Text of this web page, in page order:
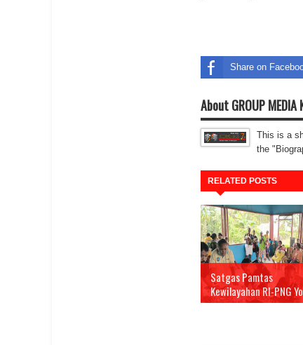
Share on
About GROUP MEDIA
This is a
the
RELATED POSTS
Satgas Pamtas
Kewilayahan RI-PNG